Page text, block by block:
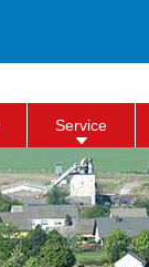
Service